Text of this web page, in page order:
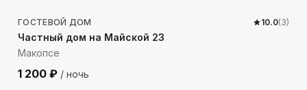
ГОСТЕВОЙ ДОМ 10.0(3)
Частный дом на Майской 23
Макопсе
1 200 ₽ / ночь
219м до моря